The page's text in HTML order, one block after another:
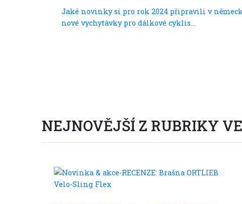
Jaké novinky si pro rok 2024 připravili v
nové vychytávky pro dálkové cyklis...
NEJNOVĚJŠÍ Z RUBRIKY